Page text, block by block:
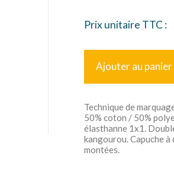
Prix unitaire TTC :
Ajouter au panier
Technique de
50% coton / 50%
élasthanne 1x1.
kangourou. Capuche
montées.